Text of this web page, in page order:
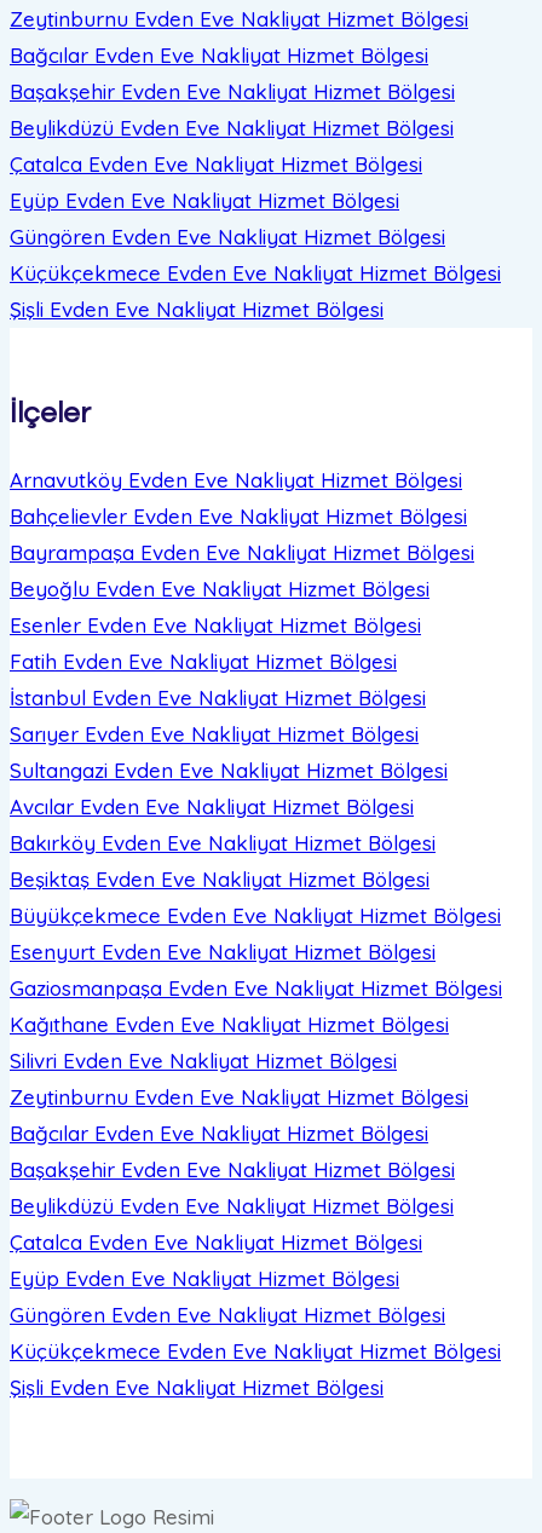
Zeytinburnu Evden Eve Nakliyat Hizmet Bölgesi
Bağcılar Evden Eve Nakliyat Hizmet Bölgesi
Başakşehir Evden Eve Nakliyat Hizmet Bölgesi
Beylikdüzü Evden Eve Nakliyat Hizmet Bölgesi
Çatalca Evden Eve Nakliyat Hizmet Bölgesi
Eyüp Evden Eve Nakliyat Hizmet Bölgesi
Güngören Evden Eve Nakliyat Hizmet Bölgesi
Küçükçekmece Evden Eve Nakliyat Hizmet Bölgesi
Şişli Evden Eve Nakliyat Hizmet Bölgesi
İlçeler
Arnavutköy Evden Eve Nakliyat Hizmet Bölgesi
Bahçelievler Evden Eve Nakliyat Hizmet Bölgesi
Bayrampaşa Evden Eve Nakliyat Hizmet Bölgesi
Beyoğlu Evden Eve Nakliyat Hizmet Bölgesi
Esenler Evden Eve Nakliyat Hizmet Bölgesi
Fatih Evden Eve Nakliyat Hizmet Bölgesi
İstanbul Evden Eve Nakliyat Hizmet Bölgesi
Sarıyer Evden Eve Nakliyat Hizmet Bölgesi
Sultangazi Evden Eve Nakliyat Hizmet Bölgesi
Avcılar Evden Eve Nakliyat Hizmet Bölgesi
Bakırköy Evden Eve Nakliyat Hizmet Bölgesi
Beşiktaş Evden Eve Nakliyat Hizmet Bölgesi
Büyükçekmece Evden Eve Nakliyat Hizmet Bölgesi
Esenyurt Evden Eve Nakliyat Hizmet Bölgesi
Gaziosmanpaşa Evden Eve Nakliyat Hizmet Bölgesi
Kağıthane Evden Eve Nakliyat Hizmet Bölgesi
Silivri Evden Eve Nakliyat Hizmet Bölgesi
Zeytinburnu Evden Eve Nakliyat Hizmet Bölgesi
Bağcılar Evden Eve Nakliyat Hizmet Bölgesi
Başakşehir Evden Eve Nakliyat Hizmet Bölgesi
Beylikdüzü Evden Eve Nakliyat Hizmet Bölgesi
Çatalca Evden Eve Nakliyat Hizmet Bölgesi
Eyüp Evden Eve Nakliyat Hizmet Bölgesi
Güngören Evden Eve Nakliyat Hizmet Bölgesi
Küçükçekmece Evden Eve Nakliyat Hizmet Bölgesi
Şişli Evden Eve Nakliyat Hizmet Bölgesi